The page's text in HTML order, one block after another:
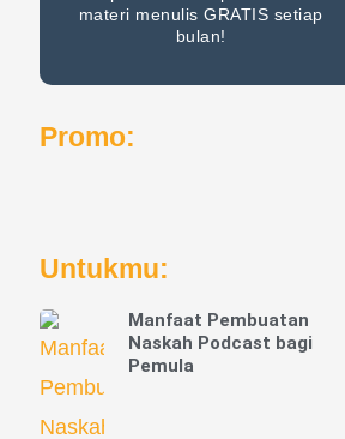
materi menulis GRATIS setiap
bulan!
Promo:
Untukmu:
Manfaat Pembuatan
Naskah Podcast bagi
Pemula